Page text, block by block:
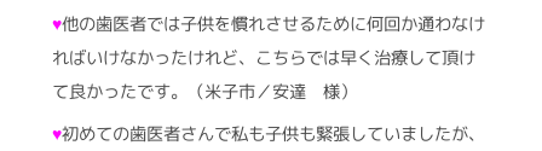
♥他の歯医者では子供を慣れさせるために何回か通わなけ
ればいけなかったけれど、こちらでは早く治療して頂け
て良かったです。（米子市／安達 様）
♥初めての歯医者さんで私も子供も緊張していましたが、